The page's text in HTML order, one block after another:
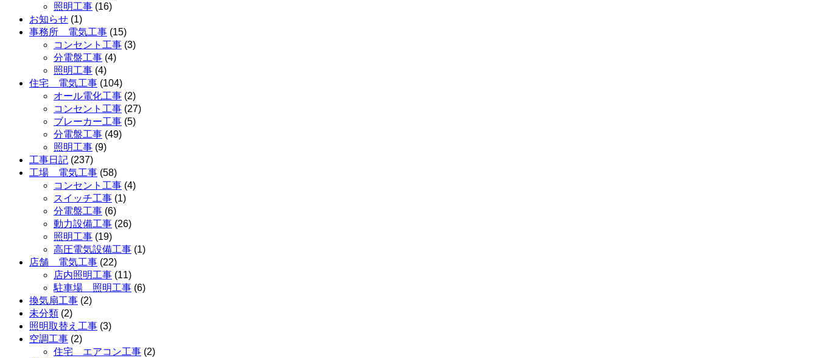
照明工事 (16)
お知らせ (1)
事務所 電気工事 (15)
コンセント工事 (3)
分電盤工事 (4)
照明工事 (4)
住宅 電気工事 (104)
オール電化工事 (2)
コンセント工事 (27)
ブレーカー工事 (5)
分電盤工事 (49)
照明工事 (9)
工事日記 (237)
工場 電気工事 (58)
コンセント工事 (4)
スイッチ工事 (1)
分電盤工事 (6)
動力設備工事 (26)
照明工事 (19)
高圧電気設備工事 (1)
店舗 電気工事 (22)
店内照明工事 (11)
駐車場 照明工事 (6)
換気扇工事 (2)
未分類 (2)
照明取替え工事 (3)
空調工事 (2)
住宅 エアコン工事 (2)